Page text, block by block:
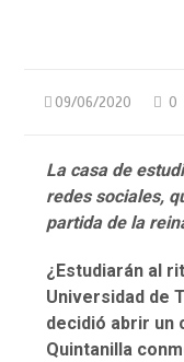
09/06/2020 0
La casa de
redes sociales,
partida de la
¿Estudiarán al
Universidad de
decidió abrir un
Quintanilla